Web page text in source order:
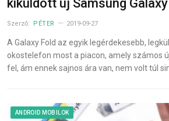
kiküldött új Samsung
Szerző: PÉTER 2019-09-27
A Galaxy Fold az egyik legérdekesebb,
okostelefon most a piacon, amely számos
fel, ám ennek sajnos ára van, nem volt túl
ANDROID MOBILOK